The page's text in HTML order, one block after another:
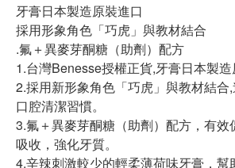
牙膏日本製造原裝進口
採用形象角色「巧虎」與教材結合
.氟＋異麥芽酮糖（助劑）配方
1.台灣Benesse授權正貨,牙膏日本製造
2.採用新形象角色「巧虎」與教材結合
口腔清潔習慣。
3.氟＋異麥芽酮糖（助劑）配方，有效
吸收，強化牙質。
4.辛辣刺激較少的輕柔薄荷味牙膏，幫